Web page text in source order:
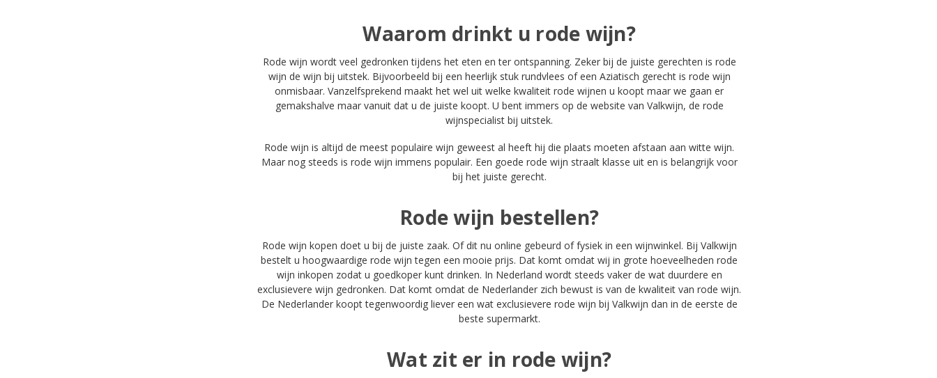
Waarom drinkt u rode wijn?
Rode wijn wordt veel gedronken tijdens het eten en ter ontspanning. Zeker bij de juiste gerechten is rode
wijn de wijn bij uitstek. Bijvoorbeeld bij een heerlijk stuk rundvlees of een Aziatisch gerecht is rode wijn
onmisbaar. Vanzelfsprekend maakt het wel uit welke kwaliteit rode wijnen u koopt maar we gaan er
gemakshalve maar vanuit dat u de juiste koopt. U bent immers op de website van Valkwijn, de rode
wijnspecialist bij uitstek.
Rode wijn is altijd de meest populaire wijn geweest al heeft hij die plaats moeten afstaan aan witte wijn.
Maar nog steeds is rode wijn immens populair. Een goede rode wijn straalt klasse uit en is belangrijk voor
bij het juiste gerecht.
Rode wijn bestellen?
Rode wijn kopen doet u bij de juiste zaak. Of dit nu online gebeurd of fysiek in een wijnwinkel. Bij Valkwijn
bestelt u hoogwaardige rode wijn tegen een mooie prijs. Dat komt omdat wij in grote hoeveelheden rode
wijn inkopen zodat u goedkoper kunt drinken. In Nederland wordt steeds vaker de wat duurdere en
exclusievere wijn gedronken. Dat komt omdat de Nederlander zich bewust is van de kwaliteit van rode wijn.
De Nederlander koopt tegenwoordig liever een wat exclusievere rode wijn bij Valkwijn dan in de eerste de
beste supermarkt.
Wat zit er in rode wijn?